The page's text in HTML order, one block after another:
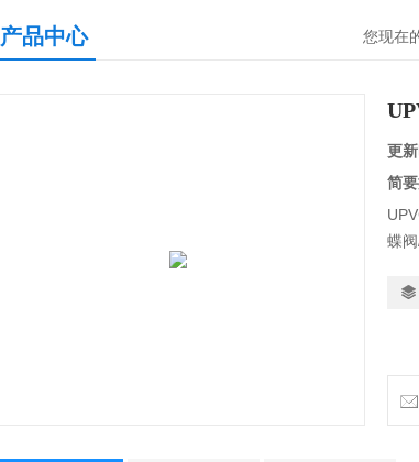
产品中心 您现在
更新
简要
蝶
等.